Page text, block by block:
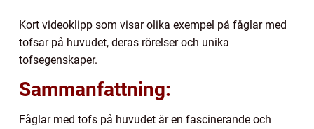
Kort videoklipp som visar olika exempel på fåglar med
tofsar på huvudet, deras rörelser och unika
tofsegenskaper.
Sammanfattning:
Fåglar med tofs på huvudet är en fascinerande och